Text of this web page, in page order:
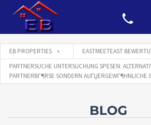
EB PROPERTIES
EASTMEETEAST
PARTNERSUCHE UNTERSUCHUNG SPESEN:
PARTNERBГ¶RSE SONDERN AUГЏERGEWГ¶HNLICHE
BLOG